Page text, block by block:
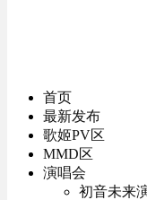
首页
最新发布
歌姬PV区
MMD区
演唱会
初音未来